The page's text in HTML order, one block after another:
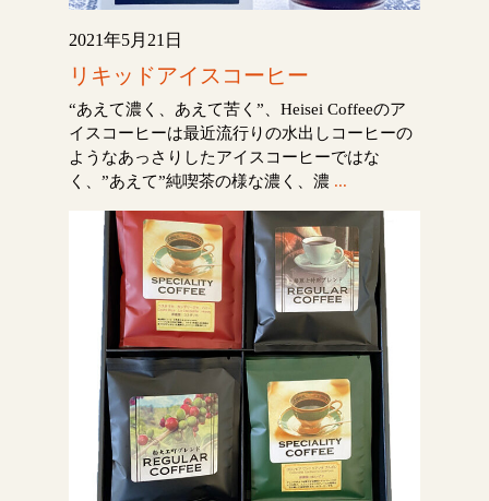
2021年5月21日
リキッドアイスコーヒー
“あえて濃く、あえて苦く”、Heisei Coffeeのア
イスコーヒーは最近流行りの水出しコーヒーの
ようなあっさりしたアイスコーヒーではな
く、”あえて”純喫茶の様な濃く、濃 ...